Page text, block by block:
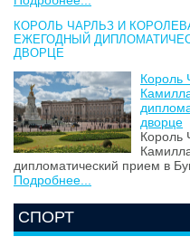
КОРОЛЬ ЧАРЛЬЗ И
ЕЖЕГОДНЫЙ
ДВОРЦЕ
Король
дворце
Король
дипломатический прием в
Подробнее...
СПОРТ